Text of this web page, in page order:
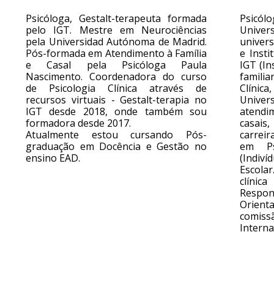
Psicóloga, Gestalt-terapeuta formada
pelo IGT. Mestre em Neurociências
pela Universidad Autónoma de Madrid.
Pós-formada em Atendimento à Família
e Casal pela Psicóloga Paula
Nascimento. Coordenadora do curso
de Psicologia Clínica através de
recursos virtuais - Gestalt-terapia no
IGT desde 2018, onde também sou
formadora desde 2017.
Atualmente estou cursando Pós-
graduação em Docência e Gestão no
ensino EAD.
e
IGT
em